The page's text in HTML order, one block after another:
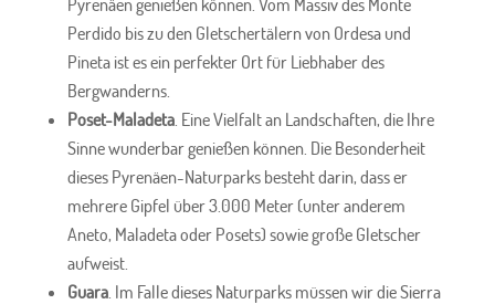
Perdido bis zu den Gletschertälern von Ordesa und
Pineta ist es ein perfekter Ort für Liebhaber des
Bergwanderns.
Poset-Maladeta. Eine Vielfalt an Landschaften, die Ihre
Sinne wunderbar genießen können. Die Besonderheit
dieses Pyrenäen-Naturparks besteht darin, dass er
mehrere Gipfel über 3.000 Meter (unter anderem
Aneto, Maladeta oder Posets) sowie große Gletscher
aufweist.
Guara. Im Falle dieses Naturparks müssen wir die Sierra